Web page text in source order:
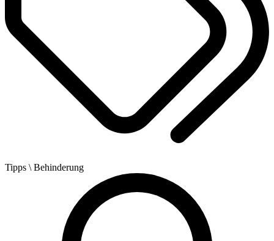
Tipps \ Behinderung